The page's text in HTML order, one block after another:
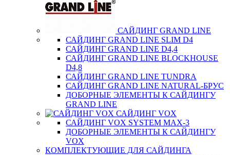
САЙДИНГ GRAND LINE
САЙДИНГ GRAND LINE SLIM D4
САЙДИНГ GRAND LINE D4,4
САЙДИНГ GRAND LINE BLOCKHOUSE
D4,8
САЙДИНГ GRAND LINE TUNDRA
САЙДИНГ GRAND LINE NATURAL-БРУС
ДОБОРНЫЕ ЭЛЕМЕНТЫ К САЙДИНГУ
GRAND LINE
САЙДИНГ VOX
САЙДИНГ VOX SYSTEM MAX-3
ДОБОРНЫЕ ЭЛЕМЕНТЫ К САЙДИНГУ
VOX
КОМПЛЕКТУЮЩИЕ ДЛЯ САЙДИНГА